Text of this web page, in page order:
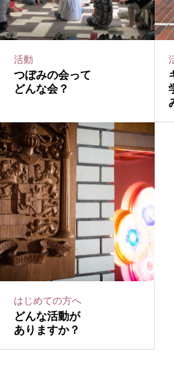
活動
つぼみの会って
どんな会？
はじめての方へ
どんな活動が
ありますか？